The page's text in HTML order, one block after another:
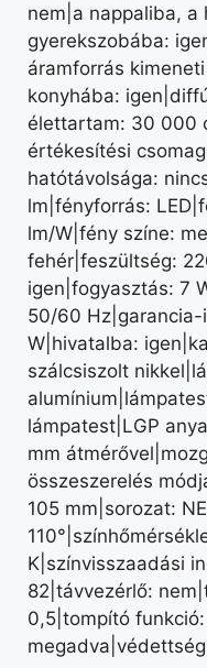
nem|a nappaliba, a
gyerekszobába:
áramforrás
konyhába:
élettartam: 30 000
értékesítési
hatótávolsága:
lm|fényforrás:
lm/W|fény színe:
fehér|feszültség:
igen|fogyasztás: 7
50/60
W|hivatalba:
szálcsiszolt
lámpatest|LGP
mm
összeszerelés
105 mm|sorozat:
K|színvisszaadási
82|távvezérlő:
0,5|tompító